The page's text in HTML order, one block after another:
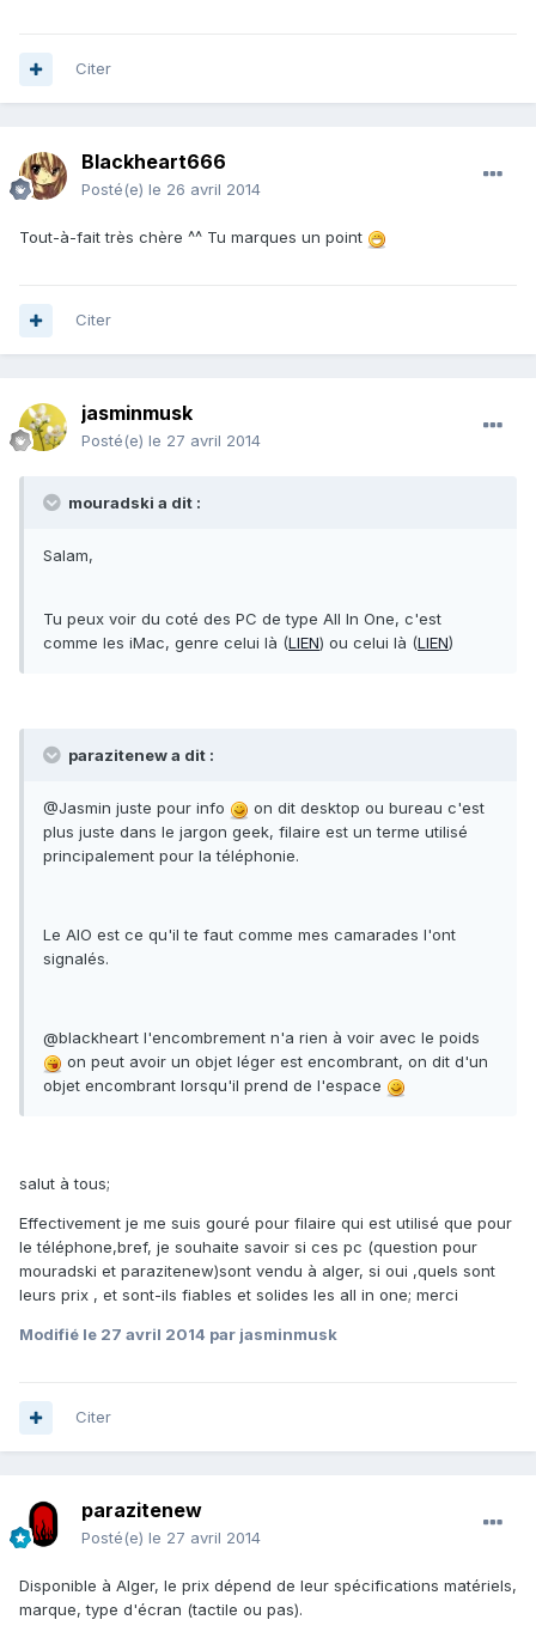
Citer
Blackheart666
Posté(e) le 26 avril 2014
Tout-à-fait très chère ^^ Tu marques un point
Citer
jasminmusk
Posté(e) le 27 avril 2014
mouradski a dit :
Salam,
Tu peux voir du coté des PC de type All In One, c'est
comme les iMac, genre celui là (LIEN) ou celui là (LIEN)
parazitenew a dit :
@Jasmin juste pour info
on dit desktop ou bureau c'est
plus juste dans le jargon geek, filaire est un terme utilisé
principalement pour la téléphonie.
Le AIO est ce qu'il te faut comme mes camarades l'ont
signalés.
@blackheart l'encombrement n'a rien à voir avec le poids
on peut avoir un objet léger est encombrant, on dit d'un
objet encombrant lorsqu'il prend de l'espace
salut à tous;
Effectivement je me suis gouré pour filaire qui est utilisé que pour
le téléphone,bref, je souhaite savoir si ces pc (question pour
mouradski et parazitenew)sont vendu à alger, si oui ,quels sont
leurs prix , et sont-ils fiables et solides les all in one; merci
Modifié le 27 avril 2014 par jasminmusk
Citer
parazitenew
Posté(e) le 27 avril 2014
Disponible à Alger, le prix dépend de leur spécifications matériels,
marque, type d'écran (tactile ou pas).